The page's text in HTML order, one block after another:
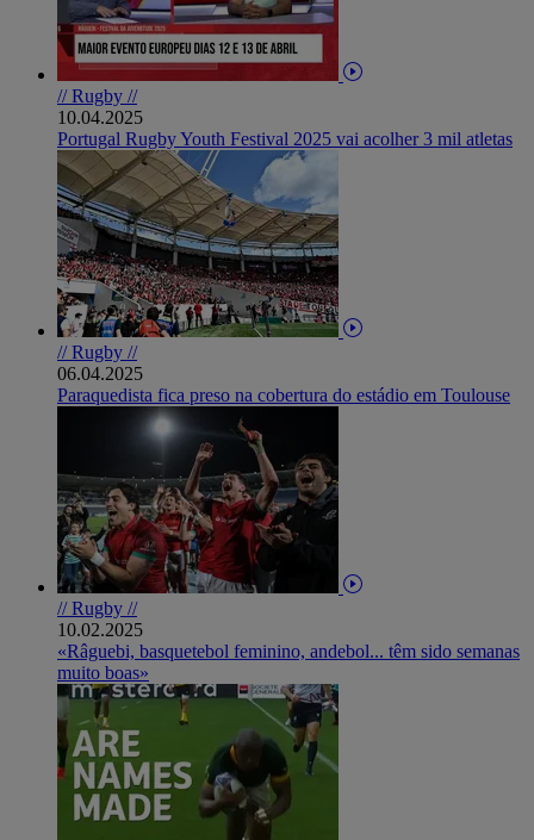
// Rugby //
10.04.2025
Portugal Rugby Youth Festival 2025 vai acolher 3 mil atletas
// Rugby //
06.04.2025
Paraquedista fica preso na cobertura do estádio em Toulouse
// Rugby //
10.02.2025
«Râguebi, basquetebol feminino, andebol... têm sido semanas
muito boas»